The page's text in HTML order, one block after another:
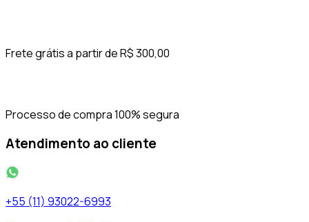
Frete grátis a partir de R$ 300,00
Processo de compra 100% segura
Atendimento ao cliente
+55 (11) 93022-6993